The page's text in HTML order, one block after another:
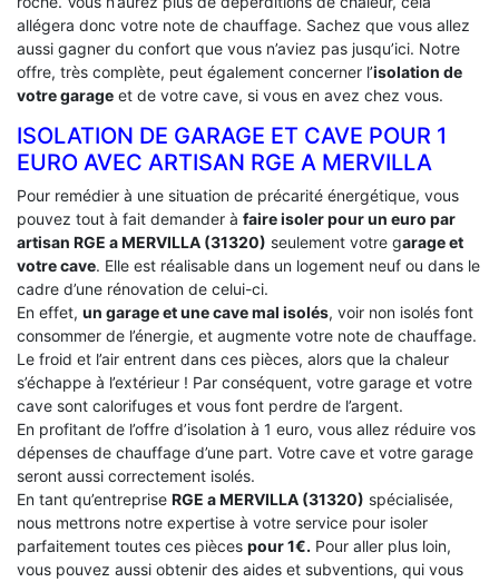
allégera donc votre note de chauffage. Sachez que vous allez
aussi gagner du confort que vous n’aviez pas jusqu’ici. Notre
offre, très complète, peut également concerner l’isolation de
votre garage et de votre cave, si vous en avez chez vous.
ISOLATION DE GARAGE ET CAVE POUR 1
EURO AVEC ARTISAN RGE A MERVILLA
Pour remédier à une situation de précarité énergétique, vous
pouvez tout à fait demander à faire isoler pour un euro par
artisan RGE a MERVILLA (31320) seulement votre garage et
votre cave. Elle est réalisable dans un logement neuf ou dans le
cadre d’une rénovation de celui-ci.
En effet, un garage et une cave mal isolés, voir non isolés font
consommer de l’énergie, et augmente votre note de chauffage.
Le froid et l’air entrent dans ces pièces, alors que la chaleur
s’échappe à l’extérieur ! Par conséquent, votre garage et votre
cave sont calorifuges et vous font perdre de l’argent.
En profitant de l’offre d’isolation à 1 euro, vous allez réduire vos
dépenses de chauffage d’une part. Votre cave et votre garage
seront aussi correctement isolés.
En tant qu’entreprise RGE a MERVILLA (31320) spécialisée,
nous mettrons notre expertise à votre service pour isoler
parfaitement toutes ces pièces pour 1€. Pour aller plus loin,
vous pouvez aussi obtenir des aides et subventions, qui vous